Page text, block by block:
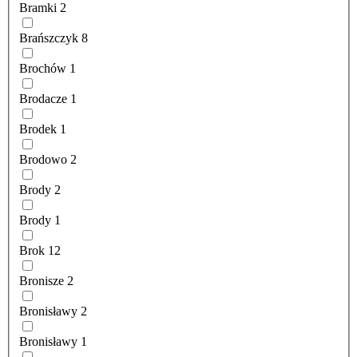
Bramki 2
Brańszczyk 8
Brochów 1
Brodacze 1
Brodek 1
Brodowo 2
Brody 2
Brody 1
Brok 12
Bronisze 2
Bronisławy 2
Bronisławy 1